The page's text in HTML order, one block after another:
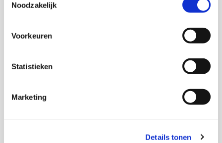
Noodzakelijk
Voorkeuren
Statistieken
Marketing
Details tonen